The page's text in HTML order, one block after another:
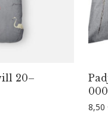
20–
28,90 € kuni 50,90 €
8,50